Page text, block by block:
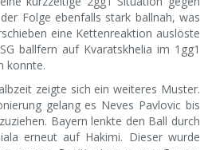
Folge ebenfalls stark ballnah, was
eine Kettenreaktion auslöste
ballfern auf Kvaratskhelia im 1gg1
konnte.
zeigte sich ein weiteres Muster.
gelang es Neves Pavlovic bis
Bayern lenkte den Ball durch
erneut auf Hakimi. Dieser wurde